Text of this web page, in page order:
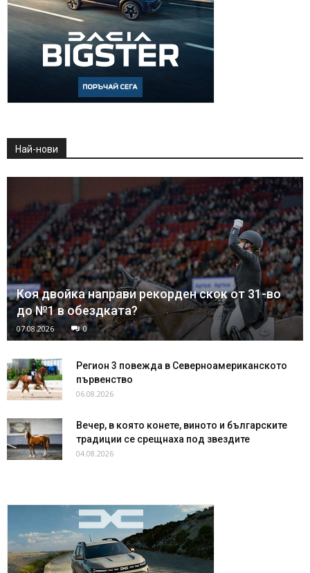
Най-нови
Коя двойка направи рекорден скок от 31-во
до №1 в обездката?
07.08.2026 0
Регион 3 повежда в Северноамериканското
първенство
06.08.2026
Вечер, в която конете, виното и българските
традиции се срещнаха под звездите
04.08.2026